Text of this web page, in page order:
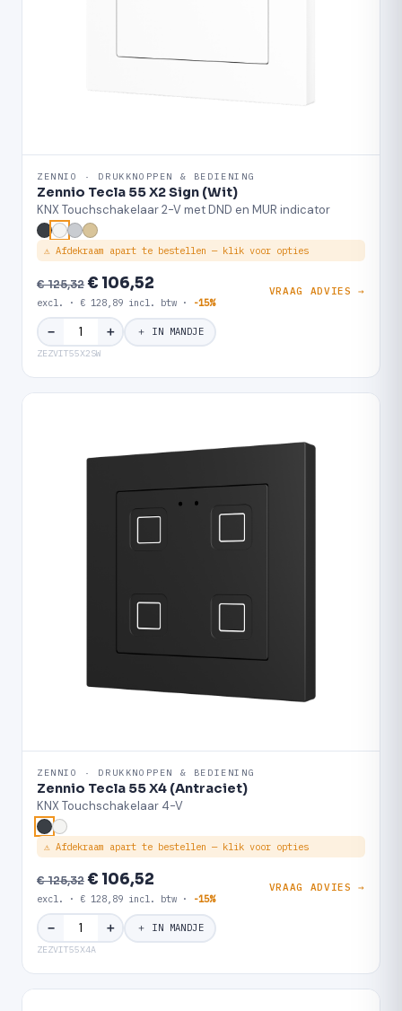
ZENNIO · DRUKKNOPPEN & BEDIENING
Zennio Tecla 55 X2 Sign (Wit)
KNX Touchschakelaar 2-V met DND en MUR indicator
⚠ Afdekraam apart te bestellen — klik voor opties
€ 125,32€ 106,52
excl. · € 128,89 incl. btw · -15%
VRAAG ADVIES →
− ＋ ＋ IN MANDJE
ZEZVIT55X2SW
ZENNIO · DRUKKNOPPEN & BEDIENING
Zennio Tecla 55 X4 (Antraciet)
KNX Touchschakelaar 4-V
⚠ Afdekraam apart te bestellen — klik voor opties
€ 125,32€ 106,52
excl. · € 128,89 incl. btw · -15%
VRAAG ADVIES →
− ＋ ＋ IN MANDJE
ZEZVIT55X4A